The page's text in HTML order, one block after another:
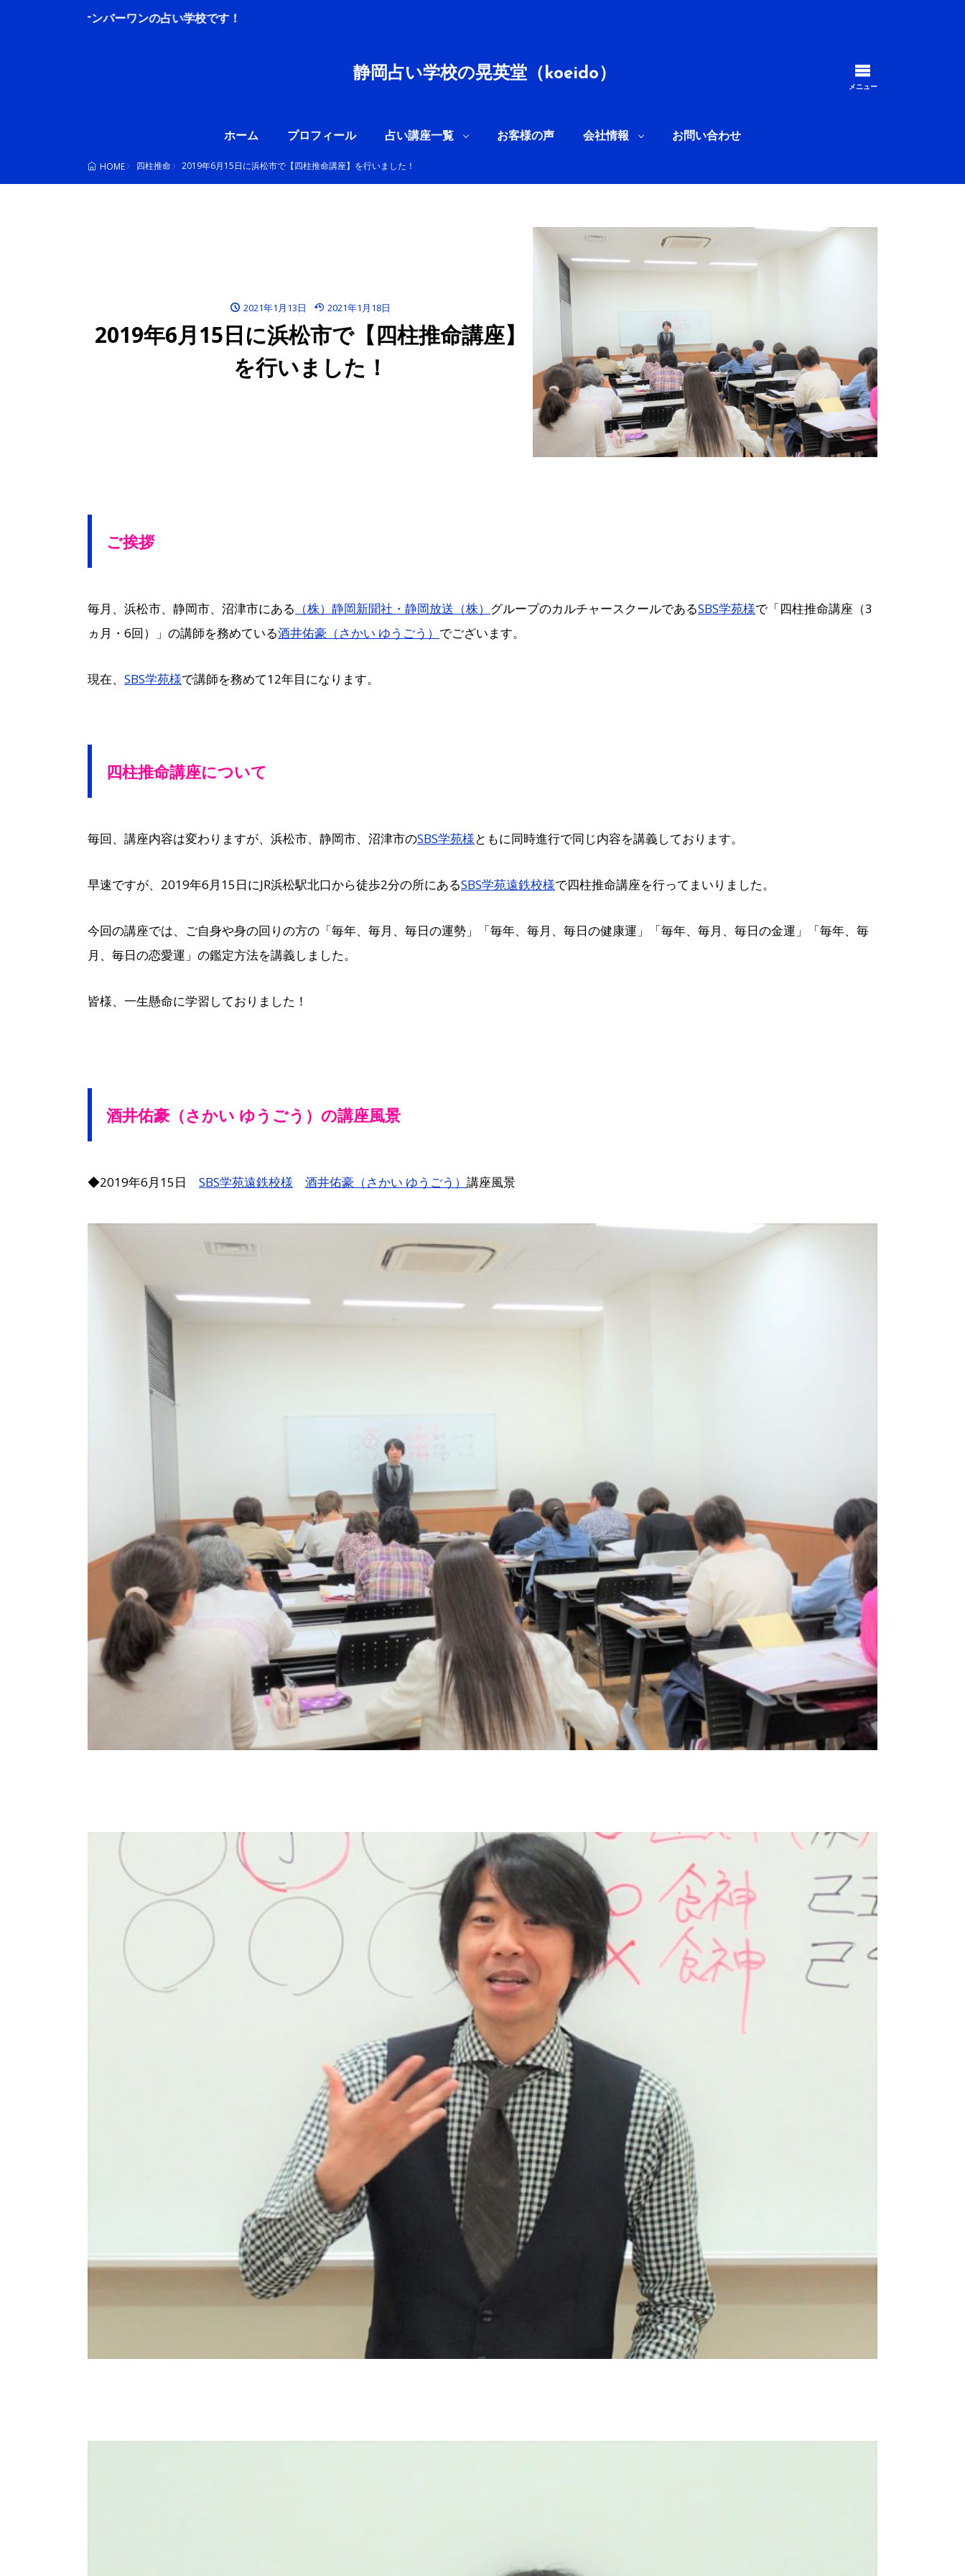
静岡占い学校の晃英堂（koeido）
メニュー
ホーム プロフィール 占い講座一覧 お客様の声 会社情報 お問い合わせ
HOME 四柱推命 2019年6月15日に浜松市で【四柱推命講座】を行いました！
2021年1月13日 2021年1月18日
2019年6月15日に浜松市で【四柱推命講座】
を行いました！
ご挨拶
毎月、浜松市、静岡市、沼津市にある （株）静岡新聞社・静岡放送（株） グループのカルチャースクールであるSBS学苑様で「四柱推命講座（3
ヵ月・6回）」の講師を務めている酒井佑豪（さかい ゆうごう） でございます。
現在、 SBS学苑様で講師を務めて12年目になります。
四柱推命講座について
毎回、講座内容は変わりますが、浜松市、静岡市、沼津市のSBS学苑様ともに同時進行で同じ内容を講義しております。
早速ですが、2019年6月15日にJR浜松駅北口から徒歩2分の所にあるSBS学苑遠鉄校様で四柱推命講座を行ってまいりました。
今回の講座では、ご自身や身の回りの方の「毎年、毎月、毎日の運勢」「毎年、毎月、毎日の健康運」「毎年、毎月、毎日の金運」「毎年、毎
月、毎日の恋愛運」の鑑定方法を講義しました。
皆様、一生懸命に学習しておりました！
酒井佑豪（さかい ゆうごう）の講座風景
◆2019年6月15日 SBS学苑遠鉄校様 酒井佑豪（さかい ゆうごう） 講座風景